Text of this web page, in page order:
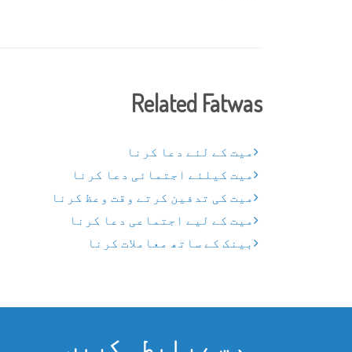
Related Fatwas
میت کے لئے دعا کرنا
میت کیلئے اجتمائی دعا کرنا
میت کی تدفین کرتے وقت وعظ کرنا
میت کے لیے اجتماعی دعا کرنا
بینک کے ساتھ معاملات کرنا
ہم سے رابطہ کریں